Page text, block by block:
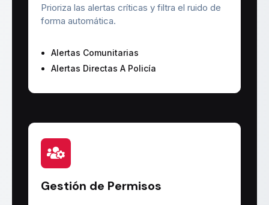
Prioriza las alertas críticas y filtra el ruido de
forma automática.
Alertas Comunitarias
Alertas Directas A Policía
Gestión de Permisos